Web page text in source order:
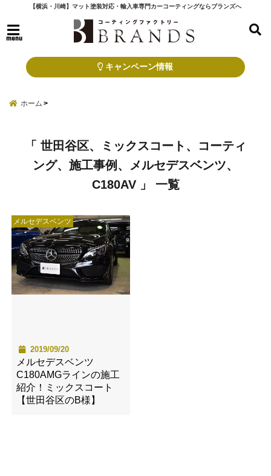
【横浜・川崎】マット塗装対応・輸入車専門カーコーティングならブランズへ
menu
キャンペーン情報
ホーム
「 世田谷区、ミックスコート、コーティ
ング、施工事例、メルセデスベンツ、
C180AV 」 一覧
メルセデスベンツ
2019/09/20
メルセデスベンツ
C180AMGラインの施工
紹介！ミックスコート
【世田谷区のB様】